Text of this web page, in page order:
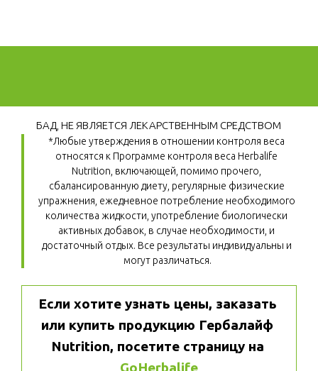
БАД, НЕ ЯВЛЯЕТСЯ ЛЕКАРСТВЕННЫМ СРЕДСТВОМ
*Любые утверждения в отношении контроля веса
относятся к Программе контроля веса Herbalife
Nutrition, включающей, помимо прочего,
сбалансированную диету, регулярные физические
упражнения, ежедневное потребление необходимого
количества жидкости, употребление биологически
активных добавок, в случае необходимости, и
достаточный отдых. Все результаты индивидуальны и
могут различаться.
Если хотите узнать цены, заказать
или купить продукцию Гербалайф
GoHerbalife